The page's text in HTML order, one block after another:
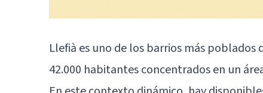
Llefià es uno de los barrios más
42.000 habitantes concentrados en un